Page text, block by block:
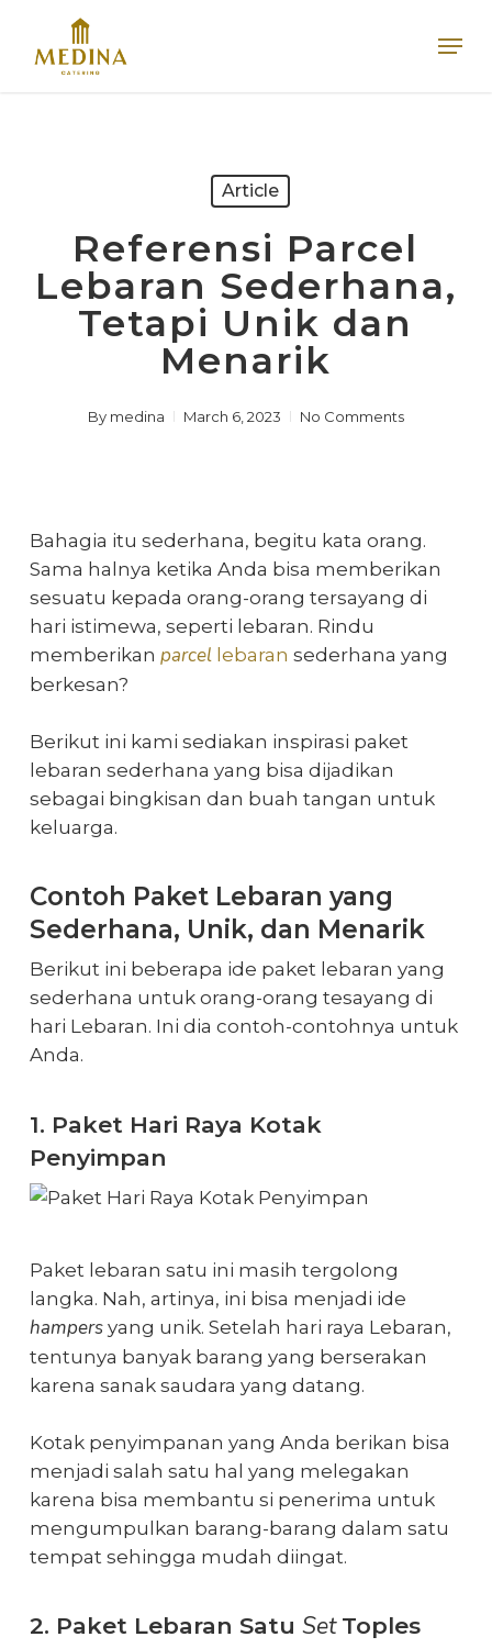
main
Article
Referensi Parcel
Lebaran Sederhana,
Tetapi Unik dan
Menarik
By medina March 6, 2023 No Comments
Bahagia itu sederhana, begitu kata orang.
Sama halnya ketika Anda bisa memberikan
sesuatu kepada orang-orang tersayang di
hari istimewa, seperti lebaran. Rindu
memberikan parcel lebaran sederhana yang
berkesan?
Berikut ini kami sediakan inspirasi paket
lebaran sederhana yang bisa dijadikan
sebagai bingkisan dan buah tangan untuk
keluarga.
Contoh Paket Lebaran yang
Sederhana, Unik, dan Menarik
Berikut ini beberapa ide paket lebaran yang
sederhana untuk orang-orang tesayang di
hari Lebaran. Ini dia contoh-contohnya untuk
Anda.
1. Paket Hari Raya Kotak
Penyimpan
Paket lebaran satu ini masih tergolong
langka. Nah, artinya, ini bisa menjadi ide
hampers yang unik. Setelah hari raya Lebaran,
tentunya banyak barang yang berserakan
karena sanak saudara yang datang.
Kotak penyimpanan yang Anda berikan bisa
menjadi salah satu hal yang melegakan
karena bisa membantu si penerima untuk
mengumpulkan barang-barang dalam satu
tempat sehingga mudah diingat.
2. Paket Lebaran Satu Set Toples